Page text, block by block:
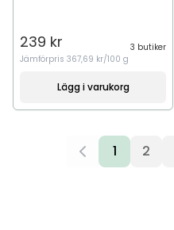
239 kr
3 butiker
Jämförpris 367,69 kr/100 g
Lägg i varukorg
1 2